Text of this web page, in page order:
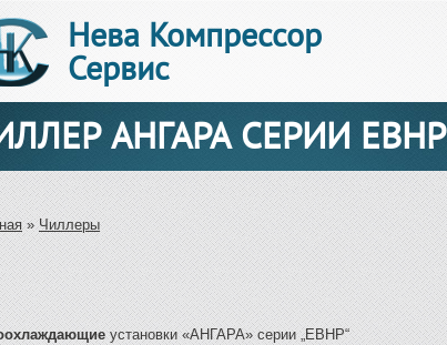
Нева Компрессор
Сервис
АНГАРА СЕРИИ EBHP
здесь
»Чиллеры
установки «АНГАРА» серии „EBHP“